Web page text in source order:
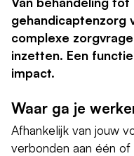
gehandicaptenzorg
complexe
inzetten. Een
impact.
Waar ga je
Afhankelijk van jouw
verbonden aan één